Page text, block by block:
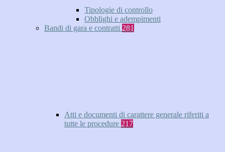
Tipologie di controllo
Obblighi e adempimenti
Bandi di gara e contratti 281
Atti e documenti di carattere generale riferiti a
tutte le procedure 217